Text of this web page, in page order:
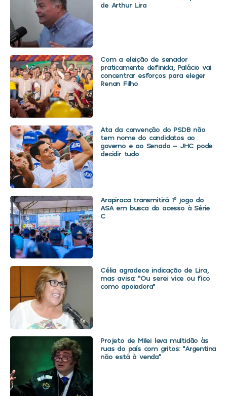
de Arthur Lira
Com a eleição de senador
praticamente definida, Palácio vai
concentrar esforços para eleger
Renan Filho
Ata da convenção do PSDB não
tem nome do candidatos ao
governo e ao Senado – JHC pode
decidir tudo
Arapiraca transmitirá 1º jogo do
ASA em busca do acesso à Série
C
Célia agradece indicação de Lira,
mas avisa: “Ou serei vice ou fico
como apoiadora”
Projeto de Milei leva multidão às
ruas do país com gritos: “Argentina
não está à venda”